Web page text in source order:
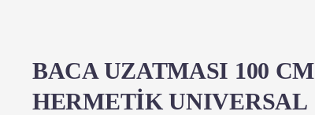
BACA UZATMASI 100 CM
HERMETİK UNIVERSAL